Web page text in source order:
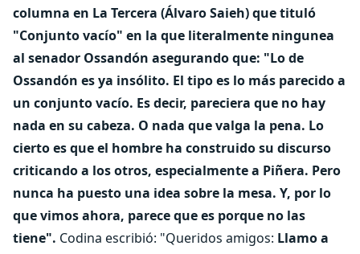
columna en La Tercera (Álvaro Saieh) que tituló
"Conjunto vacío" en la que literalmente ningunea
al senador Ossandón asegurando que: "Lo de
Ossandón es ya insólito. El tipo es lo más parecido a
un conjunto vacío. Es decir, pareciera que no hay
nada en su cabeza. O nada que valga la pena. Lo
cierto es que el hombre ha construido su discurso
criticando a los otros, especialmente a Piñera. Pero
nunca ha puesto una idea sobre la mesa. Y, por lo
que vimos ahora, parece que es porque no las
tiene". Codina escribió: "Queridos amigos: Llamo a